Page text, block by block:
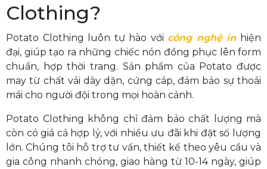
Clothing?
Potato Clothing luôn tự hào với công nghệ inhiện
đại, giúp tạo ra những chiếc nón đồng phục lên form
chuẩn, hợp thời trang. Sản phẩm của Potato được
may từ chất vải dày dặn, cứng cáp, đảm bảo sự thoải
mái cho người đội trong mọi hoàn cảnh.
Potato Clothing không chỉ đảm bảo chất lượng mà
còn có giá cả hợp lý, với nhiều ưu đãi khi đặt số lượng
lớn. Chúng tôi hỗ trợ tư vấn, thiết kế theo yêu cầu và
gia công nhanh chóng, giao hàng từ 10-14 ngày, giúp